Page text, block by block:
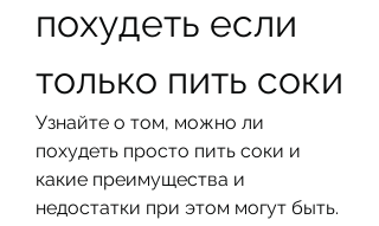
похудеть если
только пить соки
Узнайте о том, можно ли
похудеть просто пить соки и
какие преимущества и
недостатки при этом могут быть.